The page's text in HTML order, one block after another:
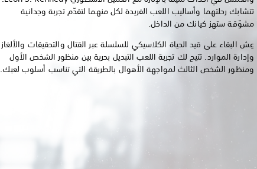
تتشابك رحلتهما وأساليب اللعب الفريدة لكل منهما لتقدّم تجربة وجدانية
مشوّقة ستهز كيانك من الداخل.
عِش البقاء على قيد الحياة الكلاسيكي للسلسلة عبر القتال والتحقيقات والألغاز
وإدارة الموارد. تتيح لك تجربة اللعب التبديل بحرية بين منظور الشخص الأول
ومنظور الشخص الثالث لمواجهة الأهوال بالطريقة التي تناسب أسلوب لعبك.